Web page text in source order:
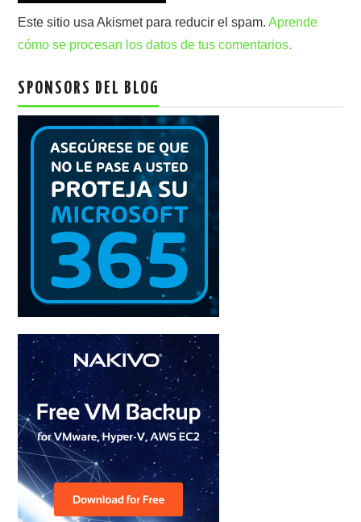
Este sitio usa Akismet para reducir el spam.Aprende
cómo se procesan los datos de tus comentarios.
SPONSORS DEL BLOG